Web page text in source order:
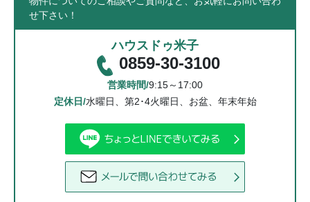
せ下さい！
ハウスドゥ米子
0859-30-3100
営業時間/9:15～17:00
定休日/水曜日、第2･4火曜日、お盆、年末年始